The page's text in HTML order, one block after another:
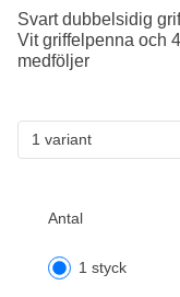
1 variant
Antal
1 styck
Svart dubbelsidig
Vit griffelpenna och
medföljer